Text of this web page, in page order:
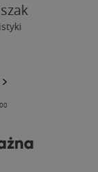
00